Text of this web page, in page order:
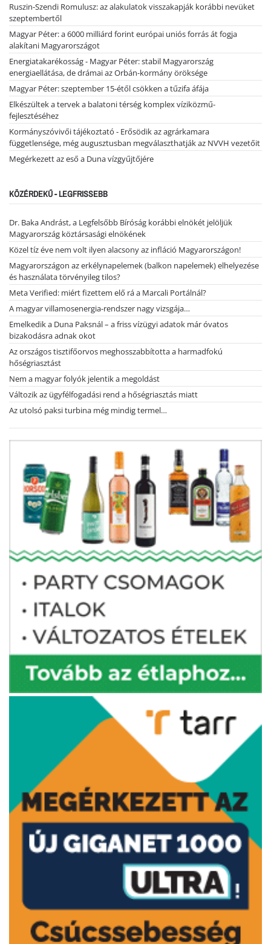
Ruszin-Szendi Romulusz: az alakulatok visszakapják korábbi nevüket
szeptembertől
Magyar Péter: a 6000 milliárd forint európai uniós forrás át fogja
alakítani Magyarországot
Energiatakarékosság - Magyar Péter: stabil Magyarország
energiaellátása, de drámai az Orbán-kormány öröksége
Magyar Péter: szeptember 15-étől csökken a tűzifa áfája
Elkészültek a tervek a balatoni térség komplex víziközmű-
fejlesztéséhez
Kormányszóvivői tájékoztató - Erősödik az agrárkamara
függetlensége, még augusztusban megválaszthatják az NVVH vezetőit
Megérkezett az eső a Duna vízgyűjtőjére
KÖZÉRDEKŰ - LEGFRISSEBB
Dr. Baka Andrást, a Legfelsőbb Bíróság korábbi elnökét jelöljük
Magyarország köztársasági elnökének
Közel tíz éve nem volt ilyen alacsony az infláció Magyarországon!
Magyarországon az erkélynapelemek (balkon napelemek) elhelyezése
és használata törvényileg tilos?
Meta Verified: miért fizettem elő rá a Marcali Portálnál?
A magyar villamosenergia-rendszer nagy vizsgája…
Emelkedik a Duna Paksnál – a friss vízügyi adatok már óvatos
bizakodásra adnak okot
Az országos tisztifőorvos meghosszabbította a harmadfokú
hőségriasztást
Nem a magyar folyók jelentik a megoldást
Változik az ügyfélfogadási rend a hőségriasztás miatt
Az utolsó paksi turbina még mindig termel…